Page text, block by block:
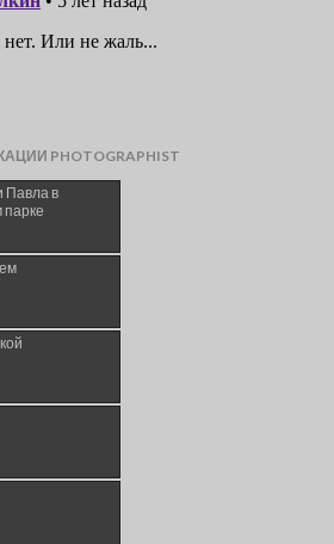
PHOTOGRAPHIST
Павла в
парке